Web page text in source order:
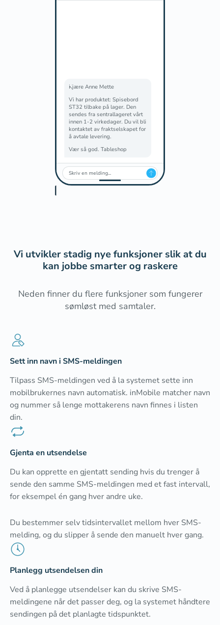
Kjære Anne Mette
Vi har produktet: Spisebord
ST32 tilbake på lager. Den
sendes fra sentrallageret vårt
innen 1-2 virkedager. Du vil bli
kontaktet av fraktselskapet for
å avtale levering.
Vær så god. Tableshop
Skriv en melding...
Vi utvikler stadig nye funksjoner slik at du
kan jobbe smarter og raskere
Neden finner du flere funksjoner som fungerer
sømløst med samtaler.
Sett inn navn i SMS-meldingen
Tilpass SMS-meldingen ved å la systemet sette inn
mobilbrukernes navn automatisk. inMobile matcher navn
og nummer så lenge mottakerens navn finnes i listen
din.
Gjenta en utsendelse
Du kan opprette en gjentatt sending hvis du trenger å
sende den samme SMS-meldingen med et fast intervall,
for eksempel én gang hver andre uke.
Du bestemmer selv tidsintervallet mellom hver SMS-
melding, og du slipper å sende den manuelt hver gang.
Planlegg utsendelsen din
Ved å planlegge utsendelser kan du skrive SMS-
meldingene når det passer deg, og la systemet håndtere
sendingen på det planlagte tidspunktet.